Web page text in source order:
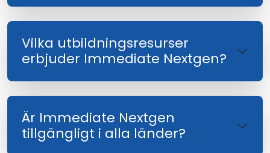
Vilka utbildningsresurser
erbjuder Immediate Nextgen?
Är Immediate Nextgen
tillgängligt i alla länder?